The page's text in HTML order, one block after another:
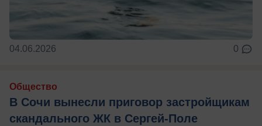
04.06.2026 0
Общество
В Сочи вынесли приговор застройщикам
скандального ЖК в Сергей-Поле